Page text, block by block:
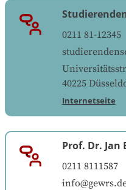
0211 81-12345
40225
Internetseite
Prof. Dr. Jan
0211 8111587